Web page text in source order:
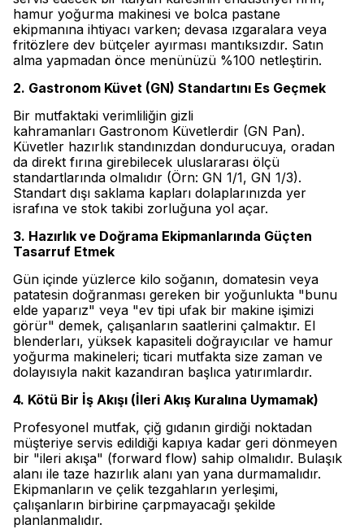
hamur yoğurma makinesi ve bolca pastane
ekipmanına ihtiyacı varken; devasa ızgaralara veya
fritözlere dev bütçeler ayırması mantıksızdır. Satın
alma yapmadan önce menünüzü %100 netleştirin.
2. Gastronom Küvet (GN) Standartını Es Geçmek
Bir mutfaktaki verimliliğin gizli
kahramanları Gastronom Küvetlerdir (GN Pan).
Küvetler hazırlık standınızdan dondurucuya, oradan
da direkt fırına girebilecek uluslararası ölçü
standartlarında olmalıdır (Örn: GN 1/1, GN 1/3).
Standart dışı saklama kapları dolaplarınızda yer
israfına ve stok takibi zorluğuna yol açar.
3. Hazırlık ve Doğrama Ekipmanlarında Güçten
Tasarruf Etmek
Gün içinde yüzlerce kilo soğanın, domatesin veya
patatesin doğranması gereken bir yoğunlukta "bunu
elde yaparız" veya "ev tipi ufak bir makine işimizi
görür" demek, çalışanların saatlerini çalmaktır. El
blenderları, yüksek kapasiteli doğrayıcılar ve hamur
yoğurma makineleri; ticari mutfakta size zaman ve
dolayısıyla nakit kazandıran başlıca yatırımlardır.
4. Kötü Bir İş Akışı (İleri Akış Kuralına Uymamak)
Profesyonel mutfak, çiğ gıdanın girdiği noktadan
müşteriye servis edildiği kapıya kadar geri dönmeyen
bir "ileri akışa" (forward flow) sahip olmalıdır. Bulaşık
alanı ile taze hazırlık alanı yan yana durmamalıdır.
Ekipmanların ve çelik tezgahların yerleşimi,
çalışanların birbirine çarpmayacağı şekilde
planlanmalıdır.